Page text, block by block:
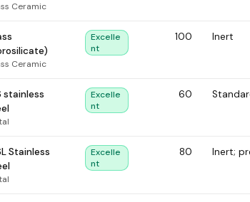
Ceramic
Ceramic
Excelle
nt
100 Inert
stainless
Excelle
nt
60
Stainless
Excelle
nt
80 Inert;